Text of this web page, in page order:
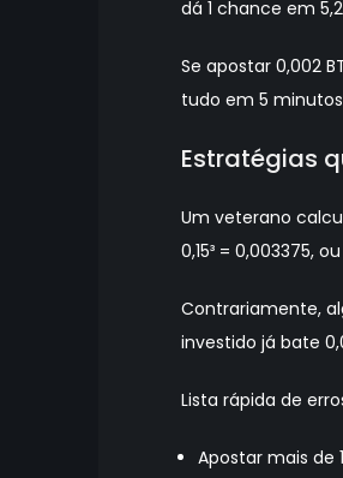
dá 1 chance em
Se apostar 0,002
tudo em 5
Estratégias
Um veterano
0,15³ = 0,003375,
Contrariamente,
investido já bate
Lista rápida de
Apostar mais de